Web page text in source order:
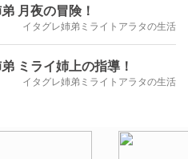
月夜の冒険！
イタグレ姉弟ミライトアラタの生活
ミライ姉上の指導！
イタグレ姉弟ミライトアラタの生活